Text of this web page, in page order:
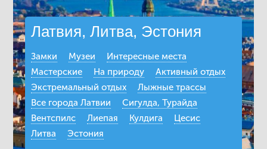
Латвия, Литва, Эстония
Замки Музеи
Интересные места
Мастерские
На природу
Активный отдых
Экстремальный отдых
Лыжные трассы
Все города Латвии
Сигулда, Турайда
Вентспилс
Лиепая Кулдига
Цесис
Литва
Эстония